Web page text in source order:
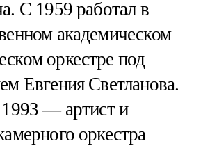
С 1959 работал в
академическом
оркестре под
Евгения Светланова.
— артист и
оркестра